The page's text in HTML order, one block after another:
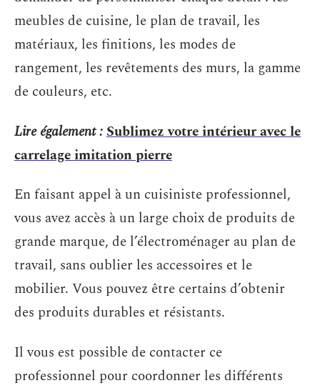
meubles de cuisine, le plan de travail, les
matériaux, les finitions, les modes de
rangement, les revêtements des murs, la gamme
de couleurs, etc.
Lire également :Sublimez votre intérieur avec le
carrelage imitation pierre
En faisant appel à un cuisiniste professionnel,
vous avez accès à un large choix de produits de
grande marque, de l’électroménager au plan de
travail, sans oublier les accessoires et le
mobilier. Vous pouvez être certains d’obtenir
des produits durables et résistants.
Il vous est possible de contacter ce
professionnel pour coordonner les différents